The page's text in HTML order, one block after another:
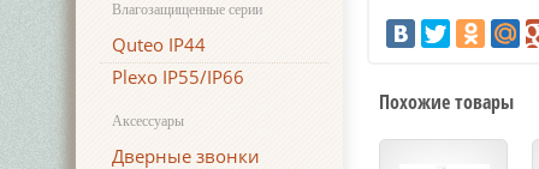
Влагозащищенные серии
Quteo IP44
Plexo IP55/IP66
Аксессуары
Дверные звонки
Похожие товары